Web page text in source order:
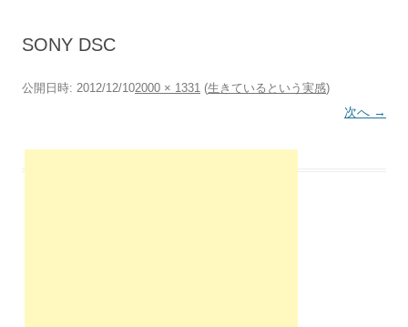
SONY DSC
公開日時: 2012/12/102000 × 1331 (生きているという実感)
次へ →